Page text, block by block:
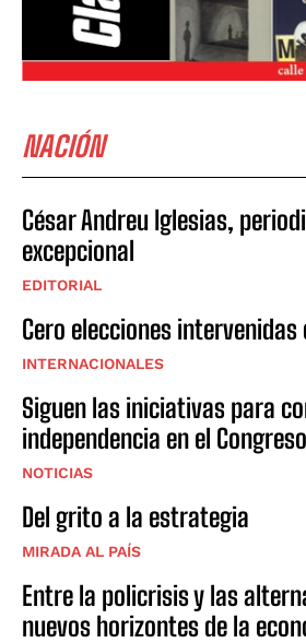
NACIÓN
César Andreu Iglesias,
excepcional
EDITORIAL
Cero elecciones intervenidas
INTERNACIONALES
Siguen las iniciativas para
independencia en el Congreso
NOTICIAS
Del grito a la estrategia
MIRADA AL PAÍS
Entre la policrisis y las
nuevos horizontes de la